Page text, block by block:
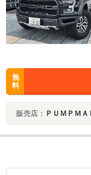
無
料
販売店： ＰＵＭＰＭ